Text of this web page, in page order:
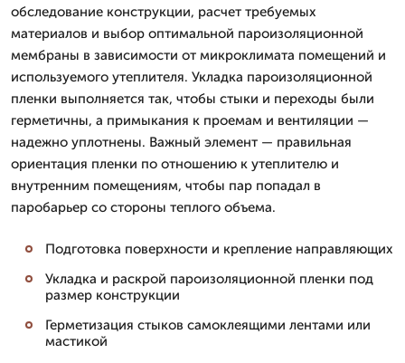
обследование конструкции, расчет требуемых
материалов и выбор оптимальной пароизоляционной
мембраны в зависимости от микроклимата помещений и
используемого утеплителя. Укладка пароизоляционной
пленки выполняется так, чтобы стыки и переходы были
герметичны, а примыкания к проемам и вентиляции —
надежно уплотнены. Важный элемент — правильная
ориентация пленки по отношению к утеплителю и
внутренним помещениям, чтобы пар попадал в
паробарьер со стороны теплого объема.
Подготовка поверхности и крепление направляющих
Укладка и раскрой пароизоляционной пленки под
размер конструкции
Герметизация стыков самоклеящими лентами или
мастикой